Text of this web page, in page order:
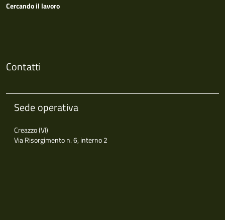
Cercando il lavoro
Contatti
Sede operativa
Creazzo (VI)
Via Risorgimento n. 6, interno 2